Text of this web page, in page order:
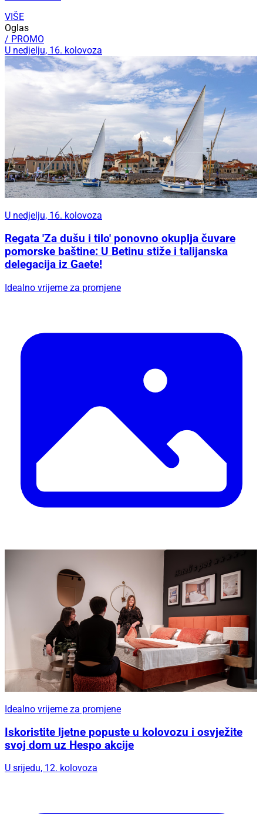
VIŠE
Oglas
/ PROMO
U nedjelju, 16. kolovoza
U nedjelju, 16. kolovoza
Regata 'Za dušu i tilo' ponovno okuplja čuvare
pomorske baštine: U Betinu stiže i talijanska
delegacija iz Gaete!
Idealno vrijeme za promjene
Idealno vrijeme za promjene
Iskoristite ljetne popuste u kolovozu i osvježite
svoj dom uz Hespo akcije
U srijedu, 12. kolovoza